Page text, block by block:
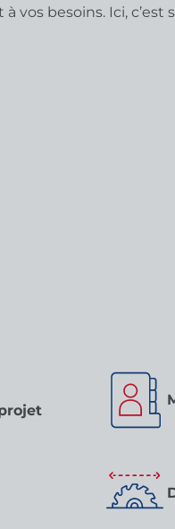
vos besoins. Ici,